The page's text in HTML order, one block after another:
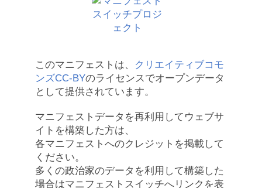
このマニフェストは、
クリエイティブコモ
ンズCC-BYのライセンスでオープンデータ
として提供されています。
マニフェストデータを再利用してウェブサ
イトを構築した方は、
各マニフェストへのクレジットを掲載して
ください。
多くの政治家のデータを利用して構築した
場合はマニフェストスイッチへリンクを表